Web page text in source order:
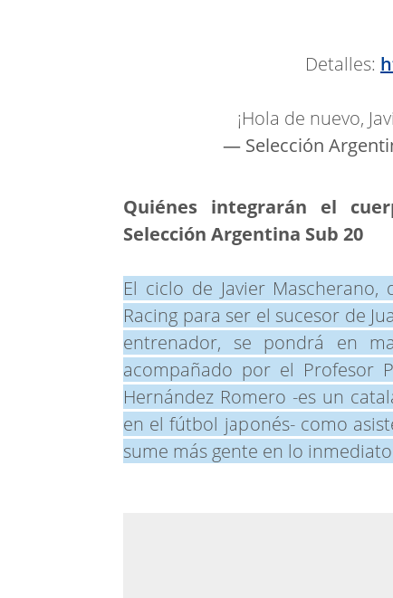
Detalles:
¡Hola de nuevo,
— Selección
Quiénes integrarán el
Selección Argentina Sub 20
El ciclo de Javier
Racing para ser el sucesor de
entrenador, se pondrá en
acompañado por el Profesor
Hernández Romero -es un
en el fútbol japonés- como
sume más gente en lo